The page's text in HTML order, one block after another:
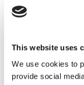
This website uses
We use cookies to
provide social
Premium?
ambientação –
estende ao uso de
bem-estar.